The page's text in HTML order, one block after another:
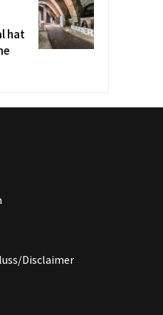
hat
Disclaimer